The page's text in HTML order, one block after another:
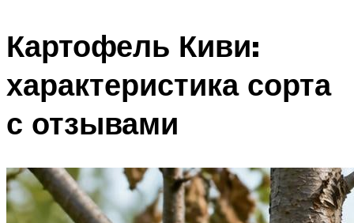
Картофель Киви:
характеристика сорта
с отзывами